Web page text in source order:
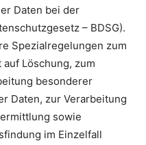
Daten bei der
– BDSG).
Spezialregelungen zum
Löschung, zum
besonderer
Daten, zur Verarbeitung
sowie
im Einzelfall